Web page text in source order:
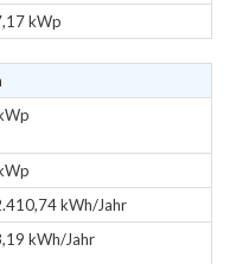
kWp
kWh/Jahr
kWh/Jahr